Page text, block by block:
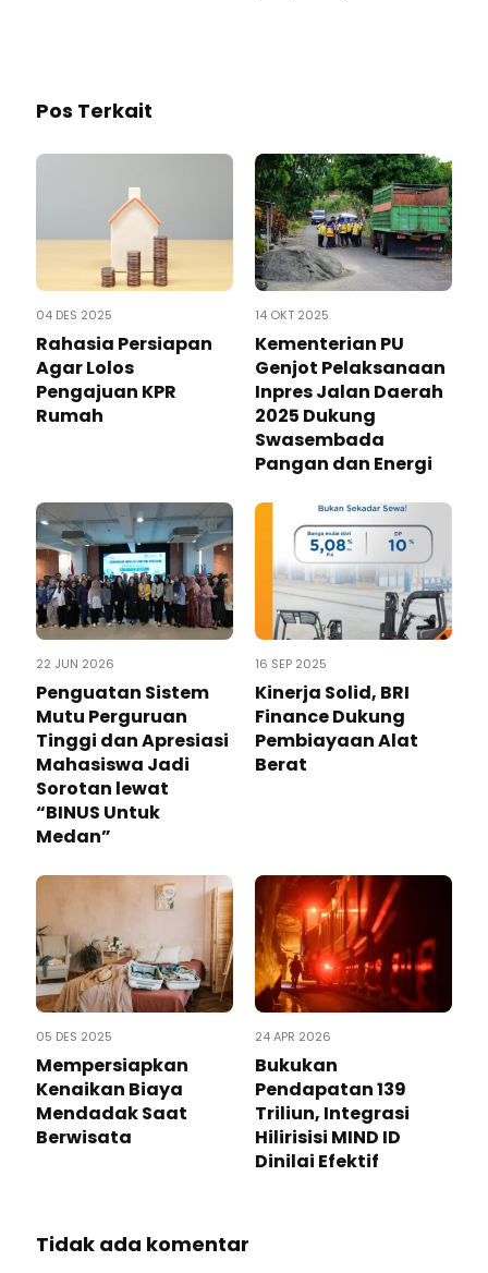
Pos Terkait
04 DES 2025
Rahasia Persiapan
Agar Lolos
Pengajuan KPR
Rumah
14 OKT 2025
Kementerian PU
Genjot Pelaksanaan
Inpres Jalan Daerah
2025 Dukung
Swasembada
Pangan dan Energi
22 JUN 2026
Penguatan Sistem
Mutu Perguruan
Tinggi dan Apresiasi
Mahasiswa Jadi
Sorotan lewat
“BINUS Untuk
Medan”
16 SEP 2025
Kinerja Solid, BRI
Finance Dukung
Pembiayaan Alat
Berat
05 DES 2025
Mempersiapkan
Kenaikan Biaya
Mendadak Saat
Berwisata
24 APR 2026
Bukukan
Pendapatan 139
Triliun, Integrasi
Hilirisisi MIND ID
Dinilai Efektif
Tidak ada komentar